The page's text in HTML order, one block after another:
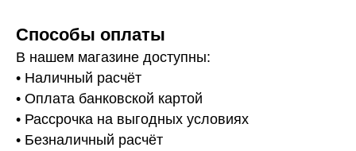
Способы оплаты
В нашем магазине доступны:
• Наличный расчёт
• Оплата банковской картой
• Рассрочка на выгодных условиях
• Безналичный расчёт